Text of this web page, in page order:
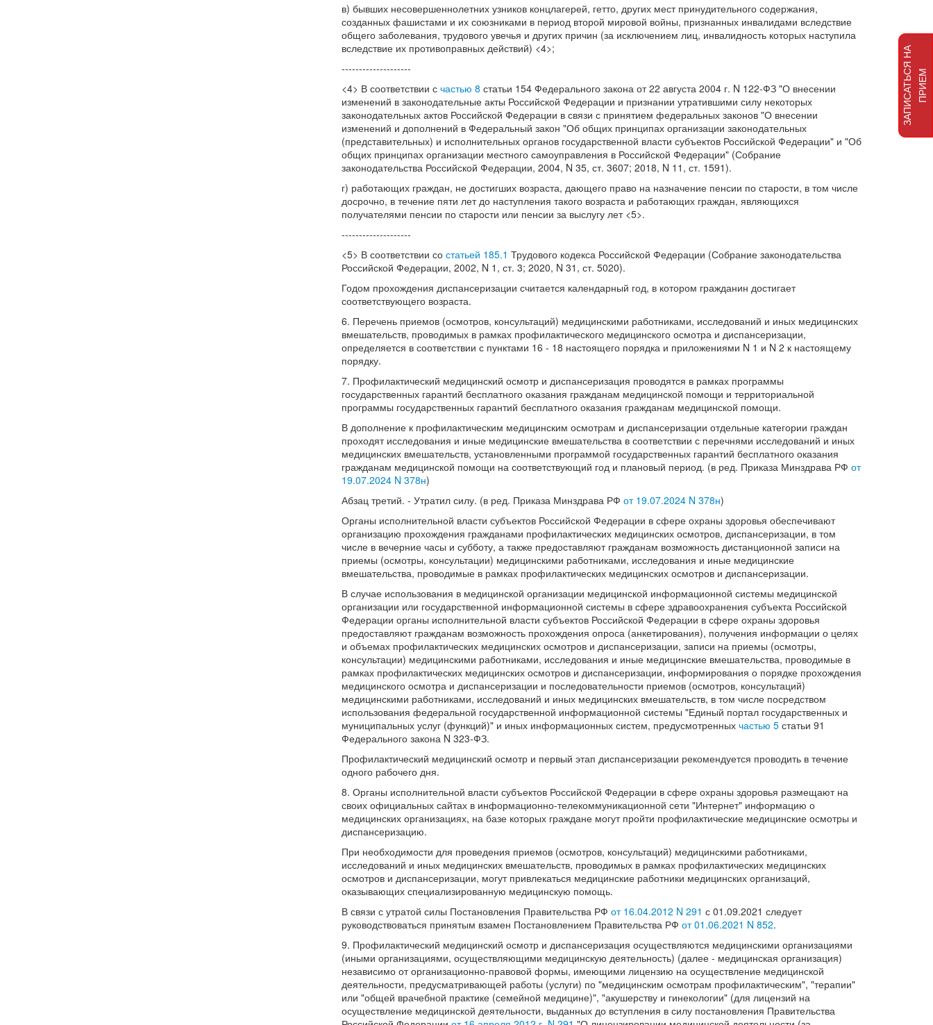
в) бывших несовершеннолетних узников концлагерей, гетто, других мест принудительного содержания,
созданных фашистами и их союзниками в период второй мировой войны, признанных инвалидами вследствие
общего заболевания, трудового увечья и других причин (за исключением лиц, инвалидность которых наступила
вследствие их противоправных действий) <4>;
--------------------
<4> В соответствии с частью 8 статьи 154 Федерального закона от 22 августа 2004 г. N 122-ФЗ "О внесении
изменений в законодательные акты Российской Федерации и признании утратившими силу некоторых
законодательных актов Российской Федерации в связи с принятием федеральных законов "О внесении
изменений и дополнений в Федеральный закон "Об общих принципах организации законодательных
(представительных) и исполнительных органов государственной власти субъектов Российской Федерации" и "Об
общих принципах организации местного самоуправления в Российской Федерации" (Собрание
законодательства Российской Федерации, 2004, N 35, ст. 3607; 2018, N 11, ст. 1591).
г) работающих граждан, не достигших возраста, дающего право на назначение пенсии по старости, в том числе
досрочно, в течение пяти лет до наступления такого возраста и работающих граждан, являющихся
получателями пенсии по старости или пенсии за выслугу лет <5>.
--------------------
<5> В соответствии со статьей 185.1 Трудового кодекса Российской Федерации (Собрание законодательства
Российской Федерации, 2002, N 1, ст. 3; 2020, N 31, ст. 5020).
Годом прохождения диспансеризации считается календарный год, в котором гражданин достигает
соответствующего возраста.
6. Перечень приемов (осмотров, консультаций) медицинскими работниками, исследований и иных медицинских
вмешательств, проводимых в рамках профилактического медицинского осмотра и диспансеризации,
определяется в соответствии с пунктами 16 - 18 настоящего порядка и приложениями N 1 и N 2 к настоящему
порядку.
7. Профилактический медицинский осмотр и диспансеризация проводятся в рамках программы
государственных гарантий бесплатного оказания гражданам медицинской помощи и территориальной
программы государственных гарантий бесплатного оказания гражданам медицинской помощи.
В дополнение к профилактическим медицинским осмотрам и диспансеризации отдельные категории граждан
проходят исследования и иные медицинские вмешательства в соответствии с перечнями исследований и иных
медицинских вмешательств, установленными программой государственных гарантий бесплатного оказания
гражданам медицинской помощи на соответствующий год и плановый период. (в ред. Приказа Минздрава РФ от
19.07.2024 N 378н)
Абзац третий. - Утратил силу. (в ред. Приказа Минздрава РФ от 19.07.2024 N 378н)
Органы исполнительной власти субъектов Российской Федерации в сфере охраны здоровья обеспечивают
организацию прохождения гражданами профилактических медицинских осмотров, диспансеризации, в том
числе в вечерние часы и субботу, а также предоставляют гражданам возможность дистанционной записи на
приемы (осмотры, консультации) медицинскими работниками, исследования и иные медицинские
вмешательства, проводимые в рамках профилактических медицинских осмотров и диспансеризации.
В случае использования в медицинской организации медицинской информационной системы медицинской
организации или государственной информационной системы в сфере здравоохранения субъекта Российской
Федерации органы исполнительной власти субъектов Российской Федерации в сфере охраны здоровья
предоставляют гражданам возможность прохождения опроса (анкетирования), получения информации о целях
и объемах профилактических медицинских осмотров и диспансеризации, записи на приемы (осмотры,
консультации) медицинскими работниками, исследования и иные медицинские вмешательства, проводимые в
рамках профилактических медицинских осмотров и диспансеризации, информирования о порядке прохождения
медицинского осмотра и диспансеризации и последовательности приемов (осмотров, консультаций)
медицинскими работниками, исследований и иных медицинских вмешательств, в том числе посредством
использования федеральной государственной информационной системы "Единый портал государственных и
муниципальных услуг (функций)" и иных информационных систем, предусмотренных частью 5 статьи 91
Федерального закона N 323-ФЗ.
Профилактический медицинский осмотр и первый этап диспансеризации рекомендуется проводить в течение
одного рабочего дня.
8. Органы исполнительной власти субъектов Российской Федерации в сфере охраны здоровья размещают на
своих официальных сайтах в информационно-телекоммуникационной сети "Интернет" информацию о
медицинских организациях, на базе которых граждане могут пройти профилактические медицинские осмотры и
диспансеризацию.
При необходимости для проведения приемов (осмотров, консультаций) медицинскими работниками,
исследований и иных медицинских вмешательств, проводимых в рамках профилактических медицинских
осмотров и диспансеризации, могут привлекаться медицинские работники медицинских организаций,
оказывающих специализированную медицинскую помощь.
В связи с утратой силы Постановления Правительства РФ от 16.04.2012 N 291 с 01.09.2021 следует
руководствоваться принятым взамен Постановлением Правительства РФ от 01.06.2021 N 852.
9. Профилактический медицинский осмотр и диспансеризация осуществляются медицинскими организациями
(иными организациями, осуществляющими медицинскую деятельность) (далее - медицинская организация)
независимо от организационно-правовой формы, имеющими лицензию на осуществление медицинской
деятельности, предусматривающей работы (услуги) по "медицинским осмотрам профилактическим", "терапии"
или "общей врачебной практике (семейной медицине)", "акушерству и гинекологии" (для лицензий на
осуществление медицинской деятельности, выданных до вступления в силу постановления Правительства
З
А
П
И
С
А
Т
Ь С
Я
Н
А
П
Р
И
Е М